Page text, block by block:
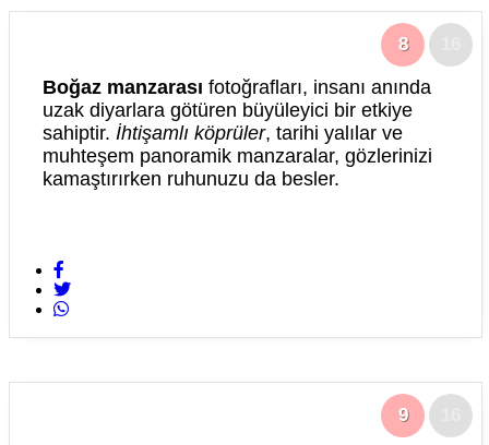
8
Boğaz manzarası fotoğrafları, insanı anında
uzak diyarlara götüren büyüleyici bir etkiye
sahiptir. İhtişamlı köprüler, tarihi yalılar ve
muhteşem panoramik manzaralar, gözlerinizi
kamaştırırken ruhunuzu da besler.
9